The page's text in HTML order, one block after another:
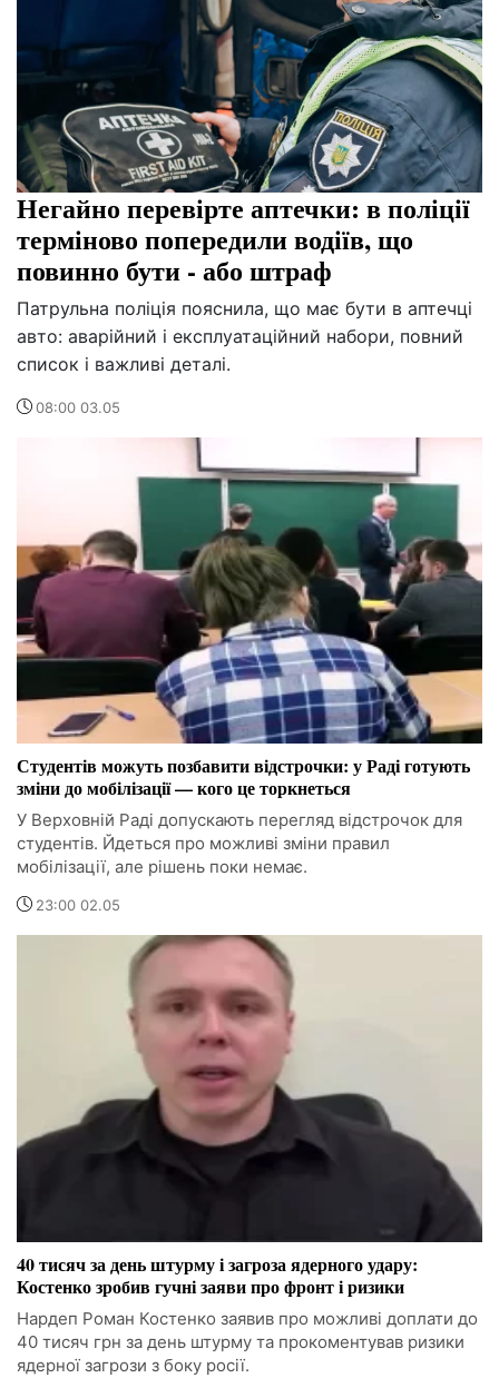
Негайно перевірте аптечки: в поліції
терміново попередили водіїв, що
повинно бути - або штраф
Патрульна поліція пояснила, що має бути в аптечці
авто: аварійний і експлуатаційний набори, повний
список і важливі деталі.
08:00 03.05
Студентів можуть позбавити відстрочки: у Раді готують
зміни до мобілізації — кого це торкнеться
У Верховній Раді допускають перегляд відстрочок для
студентів. Йдеться про можливі зміни правил
мобілізації, але рішень поки немає.
23:00 02.05
40 тисяч за день штурму і загроза ядерного удару:
Костенко зробив гучні заяви про фронт і ризики
Нардеп Роман Костенко заявив про можливі доплати до
40 тисяч грн за день штурму та прокоментував ризики
ядерної загрози з боку росії.